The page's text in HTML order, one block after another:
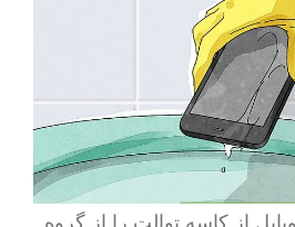
از کاسه توالت را از گروه